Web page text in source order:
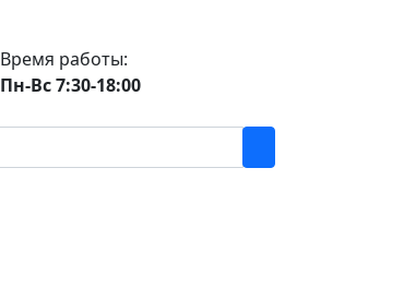
Время работы:
Пн-Вс 7:30-18:00